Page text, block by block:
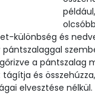
különbség és
pántszalaggal
a pántszalag
tágítja és
elvesztése